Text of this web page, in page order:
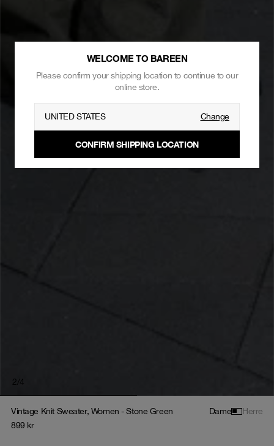
2/4
Vintage Knit Sweater, Women - Stone Green Dame
Herre
899 kr
WELCOME TO BAREEN
Please confirm your shipping location to continue to our
online store.
UNITED STATES Change
CONFIRM SHIPPING LOCATION